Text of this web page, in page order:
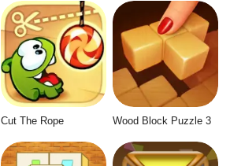
Cut The Rope Wood Block Puzzle 3